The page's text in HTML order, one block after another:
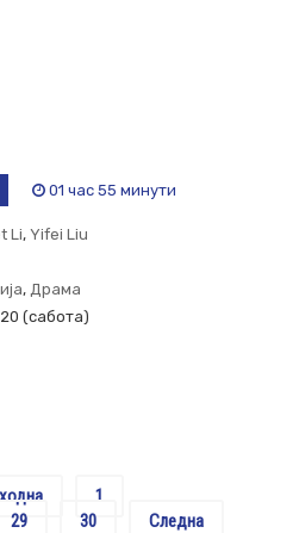
01 час 55 минути
Li, Yifei Liu
, Драма
(сабота)
1
29 30 Следна